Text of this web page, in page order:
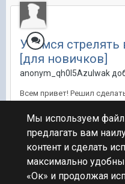
Учимся стрелять
[для новичков]
anonym_qh0I5Azulwak
Всем привет! Решил
гайд будет им полезен)
для новичков)
11 дек 2018, 18:13:08
Мы используем
предлагать вам
контент и сделать
максимально
«Ок» и продолжая